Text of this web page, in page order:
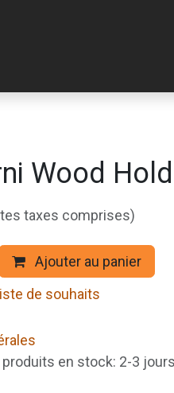
Wood
taxes comprises)
Ajouter au panier
de souhaits
en stock: 2-3